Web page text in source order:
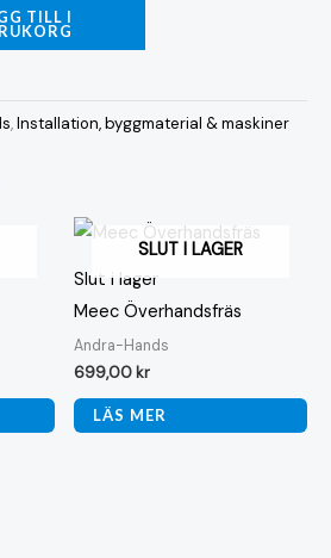
TILL I
,Installation, byggmaterial & maskiner
SLUT I LAGER
Slut i lager
Meec Överhandsfräs
Andra-Hands
699,00 kr
LÄS MER